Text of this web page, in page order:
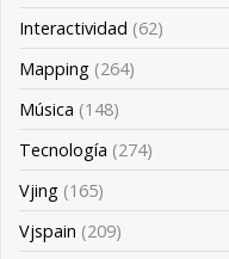
Interactividad (62)
Mapping (264)
Música (148)
Tecnología (274)
Vjing (165)
Vjspain (209)